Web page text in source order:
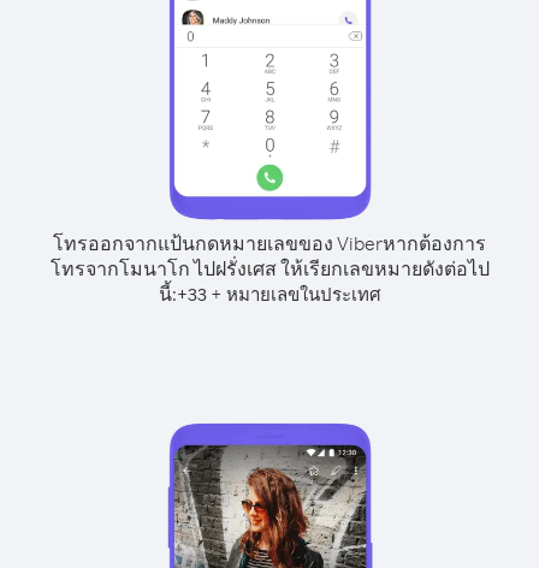
โทรออกจากแป้นกดหมายเลขของ Viberหากต้องการ
โทรจากโมนาโก ไปฝรั่งเศส ให้เรียกเลขหมายดังต่อไป
นี้:+33+ หมายเลขในประเทศ